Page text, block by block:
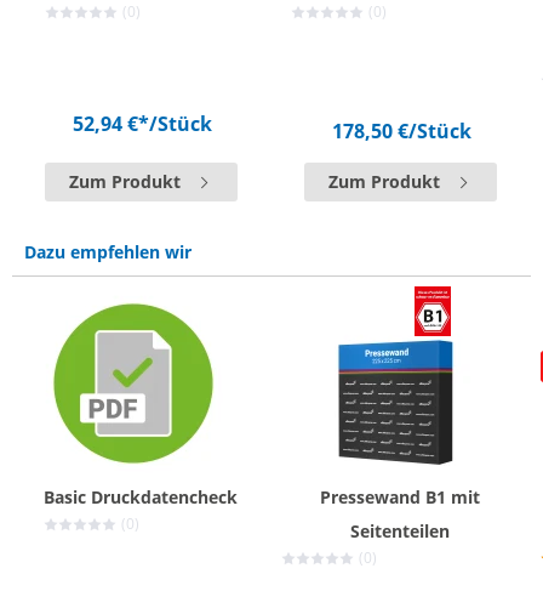
(0)
52,94 €*/Stück
Zum Produkt
(0)
178,50 €/Stück
Zum Produkt
Dazu empfehlen wir
Basic Druckdatencheck
(0)
Pressewand B1 mit
Seitenteilen
(0)